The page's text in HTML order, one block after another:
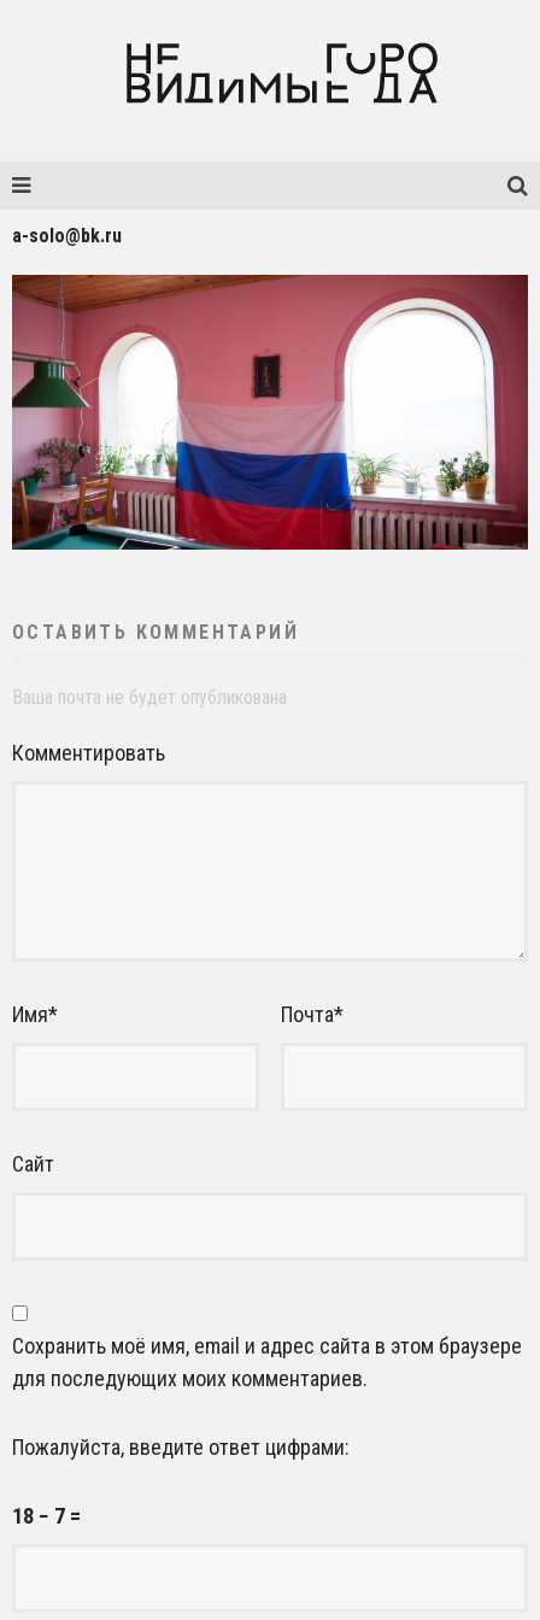
a-solo@bk.ru
ОСТАВИТЬ КОММЕНТАРИЙ
Ваша почта не будет опубликована
Комментировать
Имя* Почта*
Сайт
Сохранить моё имя, email и адрес сайта в этом браузере
для последующих моих комментариев.
Пожалуйста, введите ответ цифрами:
18 − 7 =